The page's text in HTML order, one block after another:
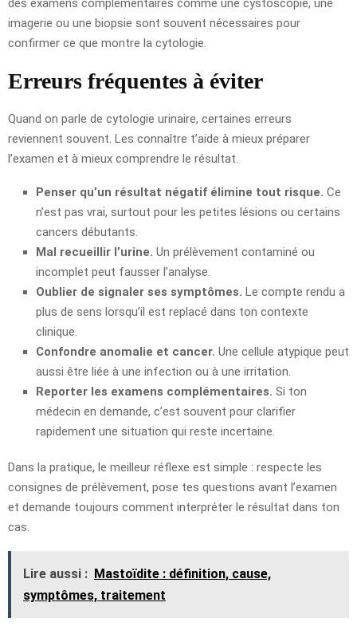
imagerie ou une biopsie sont souvent nécessaires pour
confirmer ce que montre la cytologie.
Erreurs fréquentes à éviter
Quand on parle de cytologie urinaire, certaines erreurs
reviennent souvent. Les connaître t’aide à mieux préparer
l’examen et à mieux comprendre le résultat.
Penser qu’un résultat négatif élimine tout risque. Ce
n’est pas vrai, surtout pour les petites lésions ou certains
cancers débutants.
Mal recueillir l’urine. Un prélèvement contaminé ou
incomplet peut fausser l’analyse.
Oublier de signaler ses symptômes. Le compte rendu a
plus de sens lorsqu’il est replacé dans ton contexte
clinique.
Confondre anomalie et cancer. Une cellule atypique peut
aussi être liée à une infection ou à une irritation.
Reporter les examens complémentaires. Si ton
médecin en demande, c’est souvent pour clarifier
rapidement une situation qui reste incertaine.
Dans la pratique, le meilleur réflexe est simple : respecte les
consignes de prélèvement, pose tes questions avant l’examen
et demande toujours comment interpréter le résultat dans ton
cas.
Lire aussi : Mastoïdite : définition, cause,
symptômes, traitement